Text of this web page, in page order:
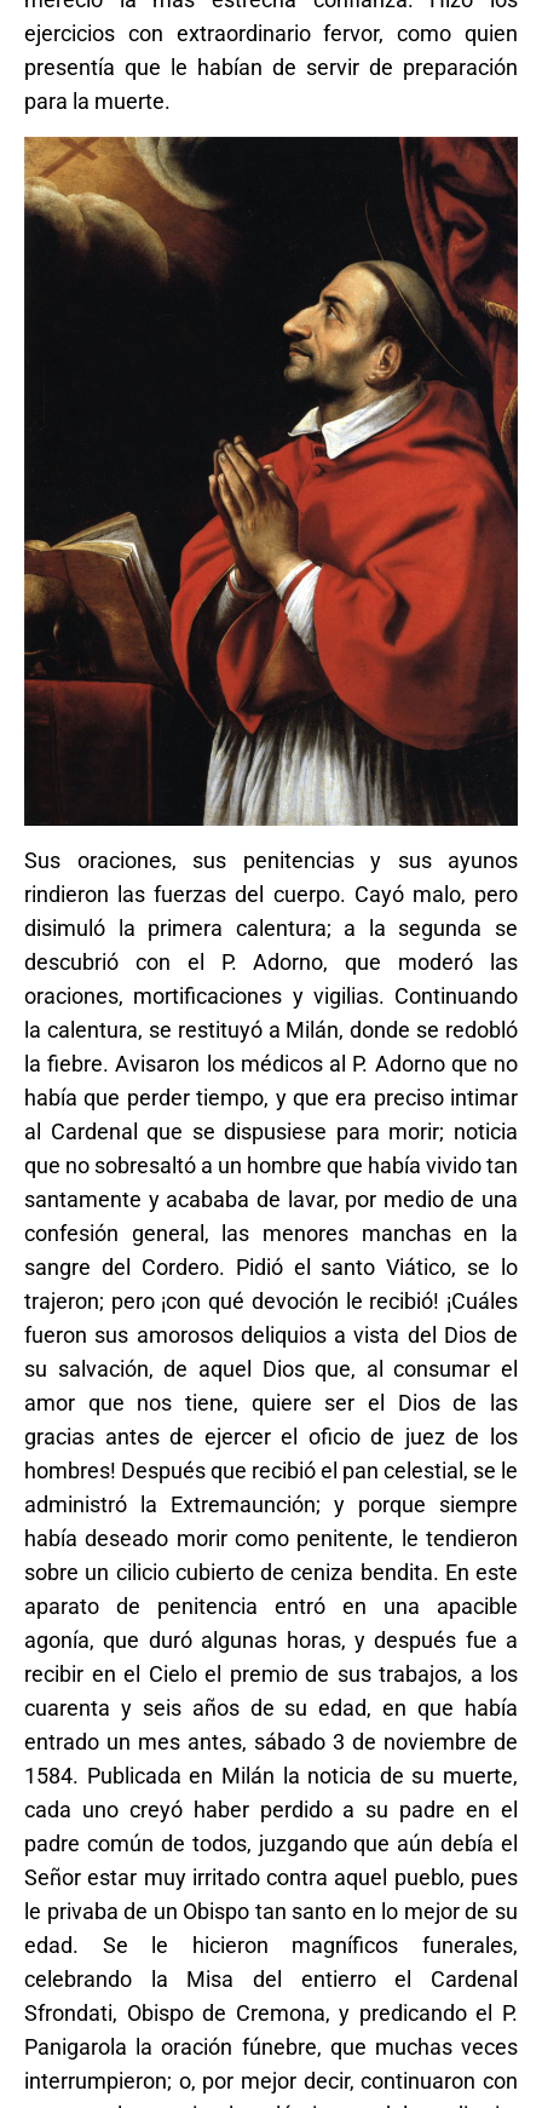
ejercicios con extraordinario fervor, como quien
presentía que le habían de servir de preparación
para la muerte.
Sus oraciones, sus penitencias y sus ayunos
rindieron las fuerzas del cuerpo. Cayó malo, pero
disimuló la primera calentura; a la segunda se
descubrió con el P. Adorno, que moderó las
oraciones, mortificaciones y vigilias. Continuando
la calentura, se restituyó a Milán, donde se redobló
la fiebre. Avisaron los médicos al P. Adorno que no
había que perder tiempo, y que era preciso intimar
al Cardenal que se dispusiese para morir; noticia
que no sobresaltó a un hombre que había vivido tan
santamente y acababa de lavar, por medio de una
confesión general, las menores manchas en la
sangre del Cordero. Pidió el santo Viático, se lo
trajeron; pero ¡con qué devoción le recibió! ¡Cuáles
fueron sus amorosos deliquios a vista del Dios de
su salvación, de aquel Dios que, al consumar el
amor que nos tiene, quiere ser el Dios de las
gracias antes de ejercer el oficio de juez de los
hombres! Después que recibió el pan celestial, se le
administró la Extremaunción; y porque siempre
había deseado morir como penitente, le tendieron
sobre un cilicio cubierto de ceniza bendita. En este
aparato de penitencia entró en una apacible
agonía, que duró algunas horas, y después fue a
recibir en el Cielo el premio de sus trabajos, a los
cuarenta y seis años de su edad, en que había
entrado un mes antes, sábado 3 de noviembre de
1584. Publicada en Milán la noticia de su muerte,
cada uno creyó haber perdido a su padre en el
padre común de todos, juzgando que aún debía el
Señor estar muy irritado contra aquel pueblo, pues
le privaba de un Obispo tan santo en lo mejor de su
edad. Se le hicieron magníficos funerales,
celebrando la Misa del entierro el Cardenal
Sfrondati, Obispo de Cremona, y predicando el P.
Panigarola la oración fúnebre, que muchas veces
interrumpieron; o, por mejor decir, continuaron con